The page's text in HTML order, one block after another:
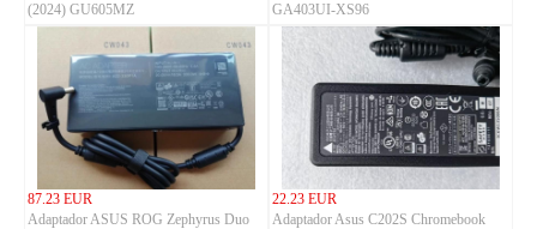
(2024) GU605MZ
GA403UI-XS96
87.23 EUR
Adaptador ASUS ROG Zephyrus Duo
22.23 EUR
Adaptador Asus C202S Chromebook